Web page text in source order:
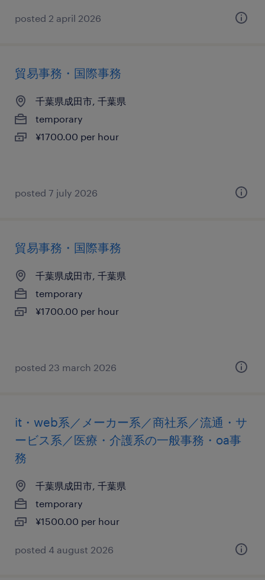
posted 2 april 2026
貿易事務・国際事務
千葉県成田市, 千葉県
temporary
¥1700.00 per hour
posted 7 july 2026
貿易事務・国際事務
千葉県成田市, 千葉県
temporary
¥1700.00 per hour
posted 23 march 2026
it・web系／メーカー系／商社系／流通・サ
ービス系／医療・介護系の一般事務・oa事
務
千葉県成田市, 千葉県
temporary
¥1500.00 per hour
posted 4 august 2026